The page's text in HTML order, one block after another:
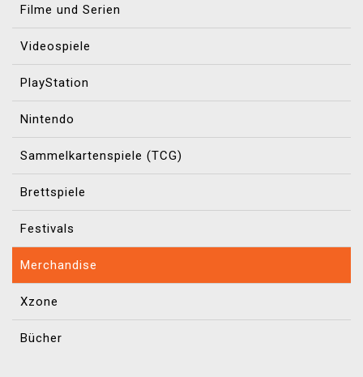
Filme und Serien
Videospiele
PlayStation
Nintendo
Sammelkartenspiele (TCG)
Brettspiele
Festivals
Merchandise
Xzone
Bücher